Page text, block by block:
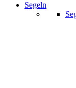
Segeln